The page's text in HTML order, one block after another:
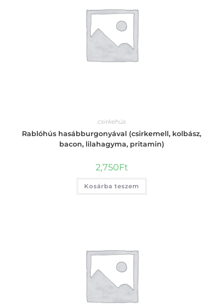
csirkehús
Rablóhús hasábburgonyával (csirkemell, kolbász,
bacon, lilahagyma, pritamin)
2,750Ft
Kosárba teszem